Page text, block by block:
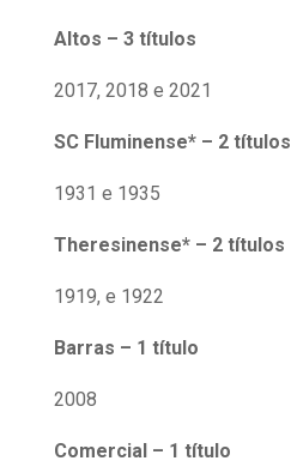
Altos – 3 títulos
2017, 2018 e 2021
SC Fluminense* – 2 títulos
1931 e 1935
Theresinense* – 2 títulos
1919, e 1922
Barras – 1 título
2008
Comercial – 1 título